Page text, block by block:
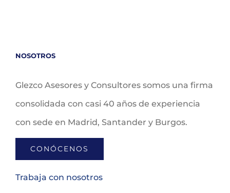
NOSOTROS
Glezco Asesores y Consultores somos una firma
consolidada con casi 40 años de experiencia
con sede en Madrid, Santander y Burgos.
CONÓCENOS
Trabaja con nosotros